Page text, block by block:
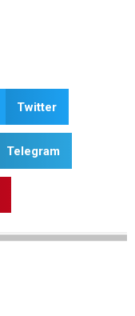
Twitter
Telegram